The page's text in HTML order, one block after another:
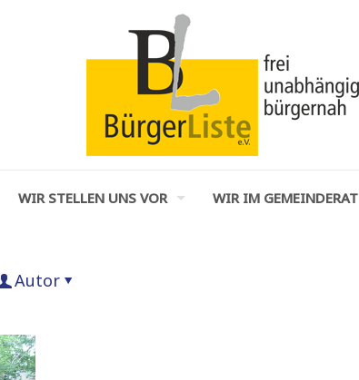
WIR STELLEN UNS VOR WIR IM GEMEINDERAT
Autor